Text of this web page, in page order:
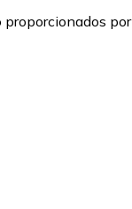
proporcionados por